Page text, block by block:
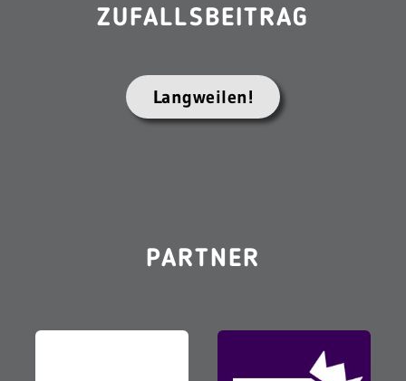
ZUFALLSBEITRAG
Langweilen!
PARTNER